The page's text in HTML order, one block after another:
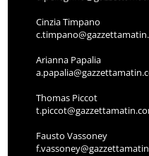
Cinzia Timpano
Arianna Papalia
Thomas Piccot
Fausto Vassoney